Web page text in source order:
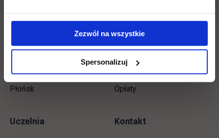
Zezwól na wszystkie
Spersonalizuj
Inżynierskie
Magisterskie
Płońsk
Dziekanat
Biblioteka
Stypendia
Opłaty
Uczelnia Kontakt